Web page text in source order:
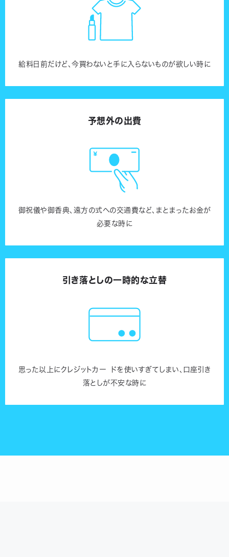
給料日前だけど、今買わないと手に入らないものが欲しい時に
予想外の出費
御祝儀や御香典、遠方の式への交通費など、まとまったお金が
必要な時に
引き落としの一時的な立替
思った以上にクレジットカー ドを使いすぎてしまい、口座引き
落としが不安な時に